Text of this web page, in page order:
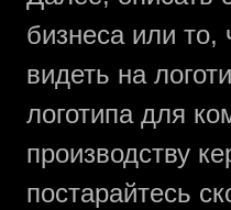
бизнеса или
видеть на
логотипа для
производству
постарайтесь